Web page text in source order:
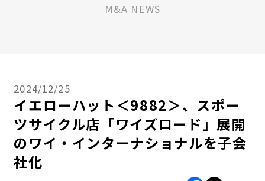
M&A NEWS
2024/12/25
イエローハット＜9882＞、スポー
ツサイクル店「ワイズロード」展開
のワイ・インターナショナルを子会
社化